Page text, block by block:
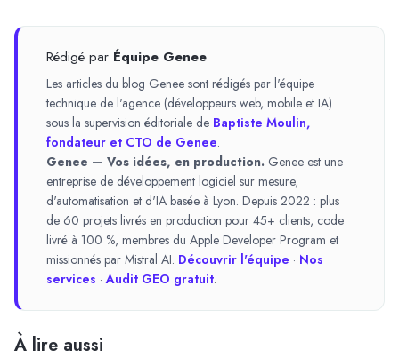
Rédigé par Équipe Genee
Les articles du blog Genee sont rédigés par l'équipe
technique de l'agence (développeurs web, mobile et IA)
sous la supervision éditoriale de Baptiste Moulin,
fondateur et CTO de Genee.
Genee — Vos idées, en production. Genee est une
entreprise de développement logiciel sur mesure,
d'automatisation et d'IA basée à Lyon. Depuis 2022 : plus
de 60 projets livrés en production pour 45+ clients, code
livré à 100 %, membres du Apple Developer Program et
missionnés par Mistral AI. Découvrir l'équipe · Nos
services ·Audit GEO gratuit.
À lire aussi